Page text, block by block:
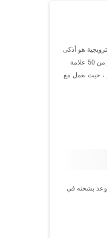
هو أذكى
قرار اتخذته منذ أن قدمنا الهدايا لأكثر من 50 علامة
، حيث نعمل مع
بشحنه في